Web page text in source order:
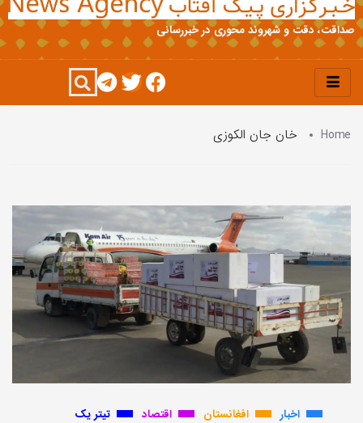
صداقت، دقت و شهروند محوری در خبررسانی
Home خان جان الکوزی
اخبار افغانستان اقتصاد تیتر یک